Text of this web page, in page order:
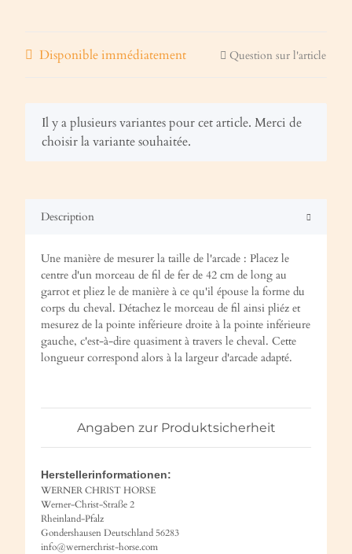
Disponible immédiatement Question sur l'article
x
Il y a plusieurs variantes pour cet article. Merci de
choisir la variante souhaitée.
Description
Une manière de mesurer la taille de l'arcade : Placez le
centre d'un morceau de fil de fer de 42 cm de long au
garrot et pliez le de manière à ce qu'il épouse la forme du
corps du cheval. Détachez le morceau de fil ainsi pliéz et
mesurez de la pointe inférieure droite à la pointe inférieure
gauche, c'est-à-dire quasiment à travers le cheval. Cette
longueur correspond alors à la largeur d'arcade adapté.
Angaben zur Produktsicherheit
Herstellerinformationen:
WERNER CHRIST HORSE
Werner-Christ-Straße 2
Rheinland-Pfalz
Gondershausen Deutschland 56283
info@wernerchrist-horse.com